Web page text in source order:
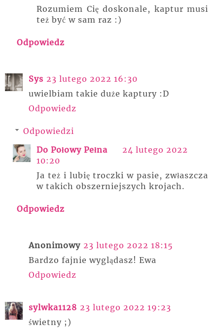
Rozumiem Cię doskonale, kaptur musi
też być w sam raz :)
Odpowiedz
Sys 23 lutego 2022 16:30
uwielbiam takie duże kaptury :D
Odpowiedz
Odpowiedzi
Do Połowy Pełna
24 lutego 2022
10:20
Ja też i lubię troczki w pasie, zwłaszcza
w takich obszerniejszych krojach.
Odpowiedz
Anonimowy 23 lutego 2022 18:15
Bardzo fajnie wyglądasz! Ewa
Odpowiedz
sylwka1128 23 lutego 2022 19:23
świetny ;)